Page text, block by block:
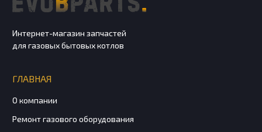
Интернет-магазин запчастей
для газовых бытовых котлов
ГЛАВНАЯ
О компании
Ремонт газового оборудования